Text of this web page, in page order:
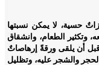
حسية، لا يمكن نسبتها
وتكثير الطعام، وانشقاق
قبل أن يلقى ورقةً إرهاصاتٌ
والشجر عليه، وتظليل